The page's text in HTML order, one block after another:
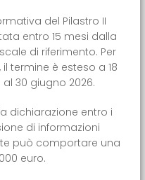
del Pilastro II
entro 15 mesi dalla
di riferimento. Per
il termine è esteso a 18
30 giugno 2026.
dichiarazione entro i
di informazioni
può comportare una
euro.